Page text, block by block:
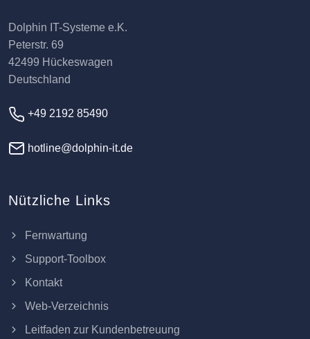
Dolphin IT-Systeme e.K.
Peterstr. 69
42499 Hückeswagen
Deutschland
+49 2192 85490
hotline@dolphin-it.de
Nützliche Links
Fernwartung
Support-Toolbox
Kontakt
Web-Verzeichnis
Leitfaden zur Kundenbetreuung